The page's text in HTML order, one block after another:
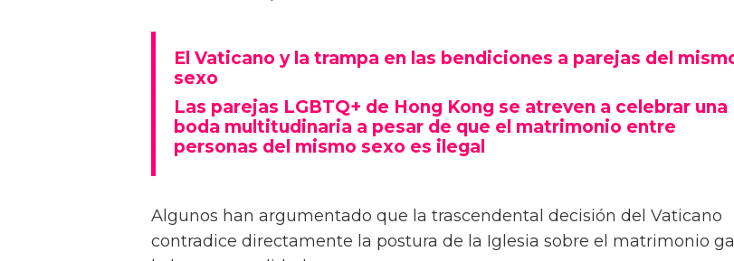
El Vaticano y la trampa en las bendiciones a parejas del
sexo
Las parejas LGBTQ+ de Hong Kong se atreven a celebrar una
boda multitudinaria a pesar de que el matrimonio entre
personas del mismo sexo es ilegal
Algunos han argumentado que la trascendental decisión del Vaticano
contradice directamente la postura de la Iglesia sobre el matrimonio